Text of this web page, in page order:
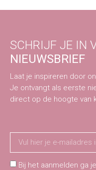
SCHRIJF JE IN
NIEUWSBRIEF
Laat je inspireren door
Je ontvangt als eerste
direct op de hoogte van
Bij het aanmelden ga